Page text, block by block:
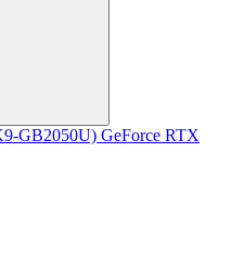
GB2050U) GeForce RTX